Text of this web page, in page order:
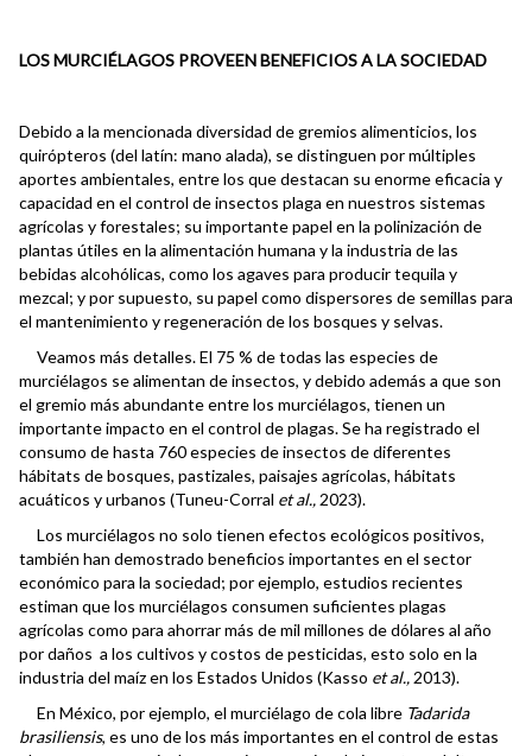
LOS MURCIÉLAGOS PROVEEN BENEFICIOS A LA SOCIEDAD
Debido a la mencionada diversidad de gremios alimenticios, los
quirópteros (del latín: mano alada), se distinguen por múltiples
aportes ambientales, entre los que destacan su enorme eficacia y
capacidad en el control de insectos plaga en nuestros sistemas
agrícolas y forestales; su importante papel en la polinización de
plantas útiles en la alimentación humana y la industria de las
bebidas alcohólicas, como los agaves para producir tequila y
mezcal; y por supuesto, su papel como dispersores de semillas para
el mantenimiento y regeneración de los bosques y selvas.
Veamos más detalles. El 75 % de todas las especies de
murciélagos se alimentan de insectos, y debido además a que son
el gremio más abundante entre los murciélagos, tienen un
importante impacto en el control de plagas. Se ha registrado el
consumo de hasta 760 especies de insectos de diferentes
hábitats de bosques, pastizales, paisajes agrícolas, hábitats
acuáticos y urbanos (Tuneu-Corral et al., 2023).
Los murciélagos no solo tienen efectos ecológicos positivos,
también han demostrado beneficios importantes en el sector
económico para la sociedad; por ejemplo, estudios recientes
estiman que los murciélagos consumen suficientes plagas
agrícolas como para ahorrar más de mil millones de dólares al año
por daños a los cultivos y costos de pesticidas, esto solo en la
industria del maíz en los Estados Unidos (Kasso et al., 2013).
En México, por ejemplo, el murciélago de cola libre Tadarida
brasiliensis, es uno de los más importantes en el control de estas